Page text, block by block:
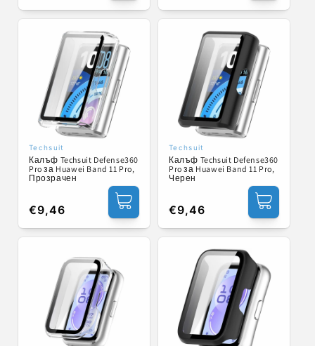
цена
цена
Доставчик:
Techsuit
Калъф Techsuit Defense360
Pro за Huawei Band 11 Pro,
Прозрачен
Обичайна
цена
€9,46
Доставчик:
Techsuit
Калъф Techsuit Defense360
Pro за Huawei Band 11 Pro,
Черен
Обичайна
цена
€9,46